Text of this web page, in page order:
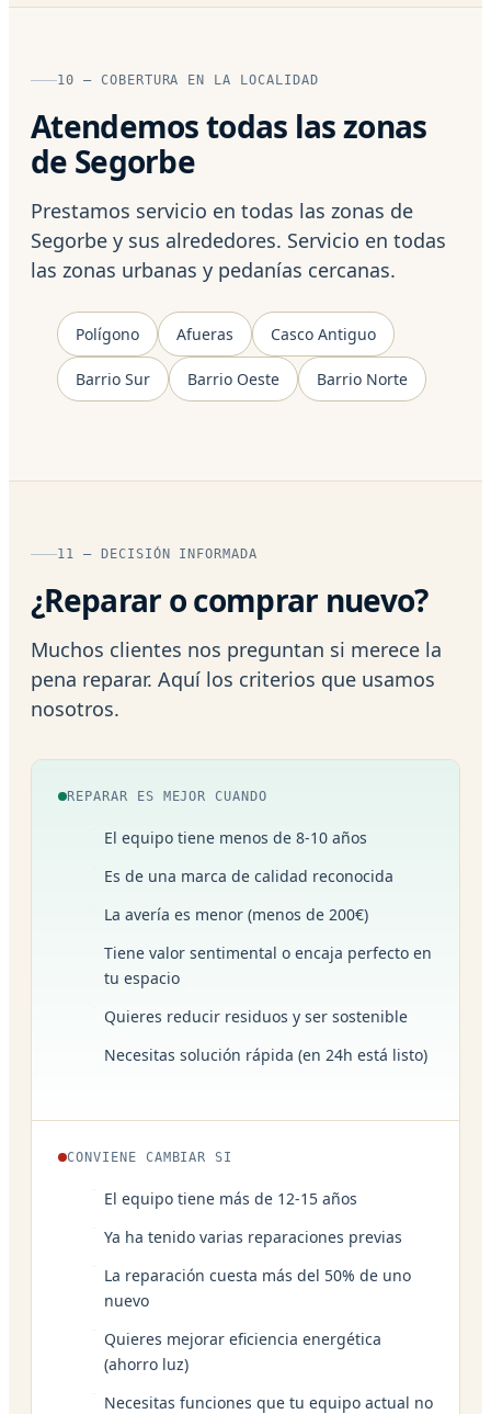
10 — COBERTURA EN LA LOCALIDAD
Atendemos todas las zonas
de Segorbe
Prestamos servicio en todas las zonas de
Segorbe y sus alrededores. Servicio en todas
las zonas urbanas y pedanías cercanas.
Polígono Afueras Casco Antiguo
Barrio Sur Barrio Oeste Barrio Norte
11 — DECISIÓN INFORMADA
¿Reparar o comprar nuevo?
Muchos clientes nos preguntan si merece la
pena reparar. Aquí los criterios que usamos
nosotros.
REPARAR ES MEJOR CUANDO
El equipo tiene menos de 8-10 años
Es de una marca de calidad reconocida
La avería es menor (menos de 200€)
Tiene valor sentimental o encaja perfecto en
tu espacio
Quieres reducir residuos y ser sostenible
Necesitas solución rápida (en 24h está listo)
CONVIENE CAMBIAR SI
El equipo tiene más de 12-15 años
Ya ha tenido varias reparaciones previas
La reparación cuesta más del 50% de uno
nuevo
Quieres mejorar eficiencia energética
(ahorro luz)
Necesitas funciones que tu equipo actual no